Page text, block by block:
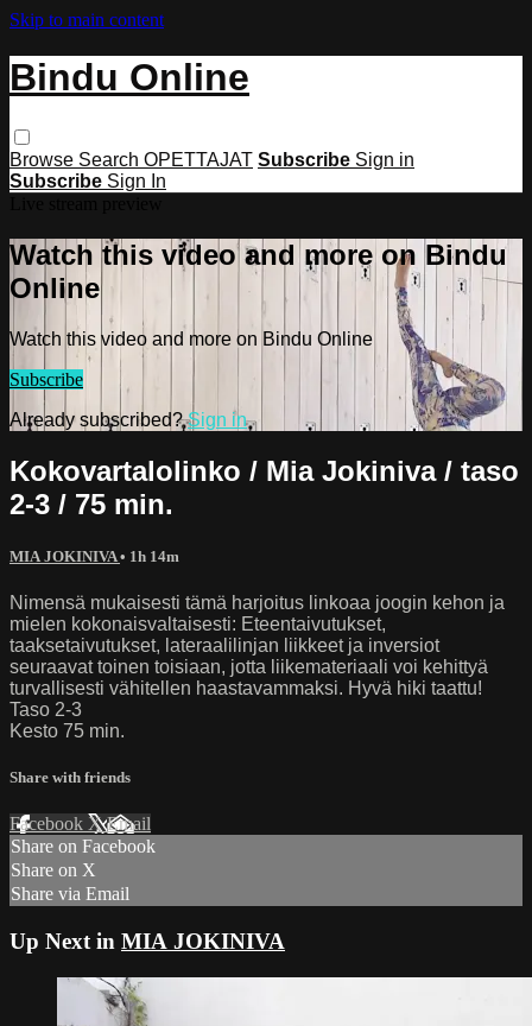
Skip to main content
Bindu Online
Browse Search OPETTAJAT Subscribe Sign in
Subscribe Sign In
Watch this video and more on Bindu
Online
Watch this video and more on Bindu Online
Subscribe
Already subscribed?Sign in
Kokovartalolinko / Mia Jokiniva / taso
2-3 / 75 min.
MIA JOKINIVA• 1h 14m
Nimensä mukaisesti tämä harjoitus linkoaa joogin kehon ja
mielen kokonaisvaltaisesti: Eteentaivutukset,
taaksetaivutukset, lateraalilinjan liikkeet ja inversiot
seuraavat toinen toisiaan, jotta liikemateriaali voi kehittyä
turvallisesti vähitellen haastavammaksi. Hyvä hiki taattu!
Taso 2-3
Kesto 75 min.
Share with friends
Facebook XEmail
Share on Facebook
Share on X
Share via Email
Up Next in MIA JOKINIVA